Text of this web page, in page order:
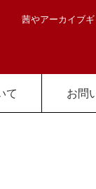
茜やアーカイブ
て お問